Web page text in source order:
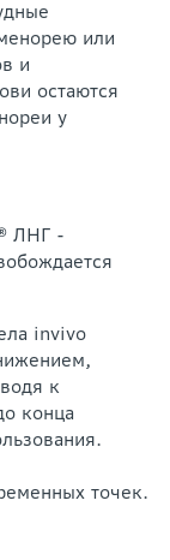
или
и
остаются
у
ЛНГ -
invivo
к
конца
точек.